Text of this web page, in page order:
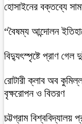
হোসাইনের বক্তব্যে
“বৈষম্য আন্দোলন
বিদ্যুৎস্পৃষ্টে প্রাণ গেল
রোটারী ক্লাব অব
বৃক্ষরোপন ও বিতরণ
চট্টগ্রাম